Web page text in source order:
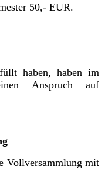
50,- EUR.
haben, haben im
Anspruch auf
Vollversammlung mit